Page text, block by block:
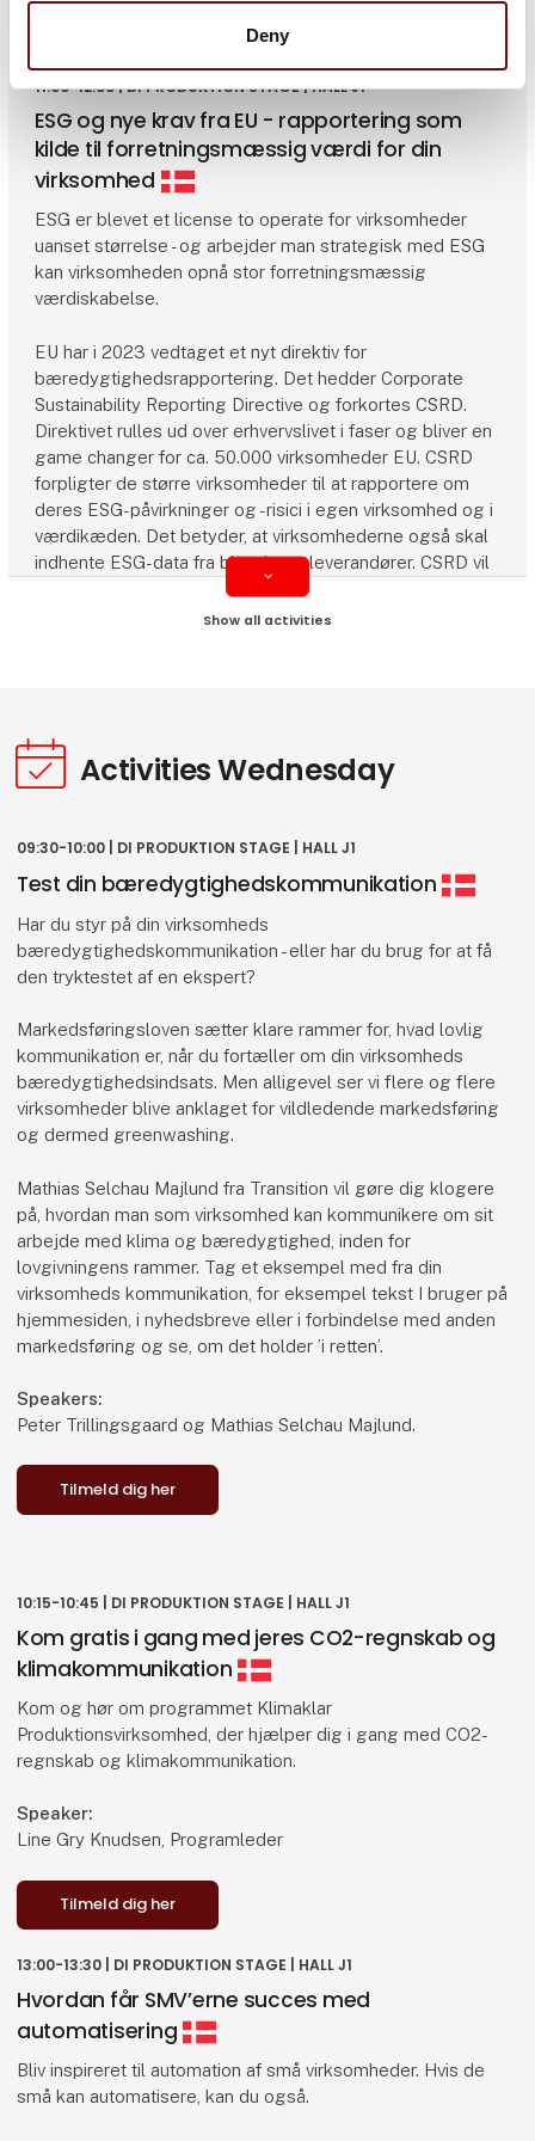
Deny
keyboard_arrow_down
11:00-12:00 | DI PRODUKTION STAGE | HALL J1
ESG og nye krav fra EU - rapportering som
kilde til forretningsmæssig værdi for din
virksomhed
ESG er blevet et license to operate for virksomheder
uanset størrelse - og arbejder man strategisk med ESG
kan virksomheden opnå stor forretningsmæssig
værdiskabelse.
EU har i 2023 vedtaget et nyt direktiv for
bæredygtighedsrapportering. Det hedder Corporate
Sustainability Reporting Directive og forkortes CSRD.
Direktivet rulles ud over erhvervslivet i faser og bliver en
game changer for ca. 50.000 virksomheder EU. CSRD
forpligter de større virksomheder til at rapportere om
deres ESG-påvirkninger og -risici i egen virksomhed og i
værdikæden. Det betyder, at virksomhederne også skal
indhente ESG-data fra bl.a. deres leverandører. CSRD vil
derfor også indirekte ramme SMV’er, som er
leverandører til de større virksomheder.
Tilmeld dig her
13:00 - 13:45 | DI PRODUKTION STAGE | HALL J1
Workindenmark - Hjælp til tiltrækning og
rekruttering af international arbejdskraft
erfaring med rekruttering af international arbejdskraft
Bosætningskonsulenter fra Vejle og Herning Kommune
fortæller om, hvad tilflytterservice kan hjælpe jer og
jeres medarbejdere med under overskriften "I "sælger"
Speakers:
Helena Nielsen, Recruitment Consultant & Eures Adviser,
Workindenmark
Jannie Bojesen, FEMERN LINK CONTRACTORS, HR
Business Partner
Louise Nielsen, Bosætningsguide, Vejle Kommune
Udviklingskonsulent, Herning Kommune
Tilmeld dig her
14:00-15:00 | DI PRODUKTION STAGE | HALL J1
Avancerede produktionsteknologier til
innovativ og grøn omstilling
DAMRC er et nationalt forsknings- og videnscenter for
spåntagende bearbejdning, som arbejder med at
afprøve og demonstrere nye innovative teknologier, der
grønne omstilling og virksomhedernes fortsatte
konkurrenceevne.
I dette indlæg vil Mikkel forsøge at give praksisnære
eksempler på modne og mere eksperimentelle
den danske produktionsindustri. Hør bl.a. om alternative
teknologier til reduktion af materialerestspændinger,
brugen af kvælstof som kølemiddel i CNC-processer og
meget mere.
Speaker:
Activities Wednesday
09:30-10:00 | DI PRODUKTION STAGE | HALL J1
Test din bæredygtighedskommunikation
Har du styr på din virksomheds
bæredygtighedskommunikation - eller har du brug for at få
den tryktestet af en ekspert?
Markedsføringsloven sætter klare rammer for, hvad lovlig
kommunikation er, når du fortæller om din virksomheds
bæredygtighedsindsats. Men alligevel ser vi flere og flere
virksomheder blive anklaget for vildledende markedsføring
og dermed greenwashing.
Mathias Selchau Majlund fra Transition vil gøre dig klogere
på, hvordan man som virksomhed kan kommunikere om sit
arbejde med klima og bæredygtighed, inden for
lovgivningens rammer. Tag et eksempel med fra din
virksomheds kommunikation, for eksempel tekst I bruger på
hjemmesiden, i nyhedsbreve eller i forbindelse med anden
markedsføring og se, om det holder ’i retten’.
Speakers:
Peter Trillingsgaard og Mathias Selchau Majlund.
Tilmeld dig her
10:15-10:45 | DI PRODUKTION STAGE | HALL J1
Kom gratis i gang med jeres CO2-regnskab og
klimakommunikation
Kom og hør om programmet Klimaklar
Produktionsvirksomhed, der hjælper dig i gang med CO2-
regnskab og klimakommunikation.
Speaker:
Line Gry Knudsen, Programleder
Tilmeld dig her
13:00-13:30 | DI PRODUKTION STAGE | HALL J1
Hvordan får SMV’erne succes med
automatisering
Bliv inspireret til automation af små virksomheder. Hvis de
små kan automatisere, kan du også.